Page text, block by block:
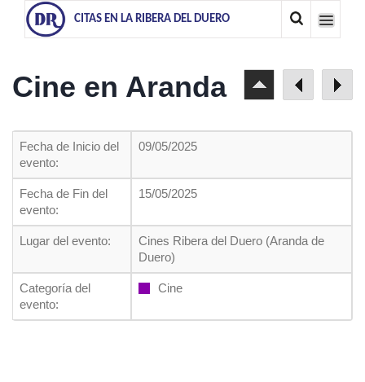
CITAS EN LA RIBERA DEL DUERO
Cine en Aranda
Fecha de Inicio del
evento:
09/05/2025
Fecha de Fin del
evento:
15/05/2025
Lugar del evento:
Cines Ribera del Duero (Aranda de
Duero)
Categoría del
evento:
Cine